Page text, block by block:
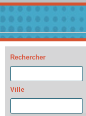
Rechercher
Ville